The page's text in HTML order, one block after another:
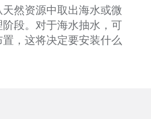
然资源中取出海水或微
段。对于海水抽水，可
，这将决定要安装什么